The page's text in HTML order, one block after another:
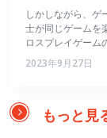
しかしながら、ゲ
士が同じゲームを
ロスプレイゲーム
2023年9月27日
もっと見